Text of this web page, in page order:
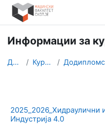
Оди до главна содржина
Информации за
Дома Курсеви
2025_2026_Хидраулични
Индустрија 4.0